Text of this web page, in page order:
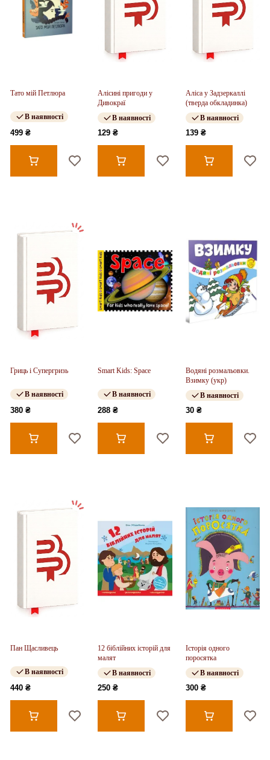
Тато мій Петлюра
В наявності
499 ₴
Алісині пригоди у
Дивокраї
В наявності
129 ₴
Аліса у Задзеркаллі
(тверда обкладинка)
В наявності
139 ₴
Гриць і Супергризь
В наявності
380 ₴
Smart Kids: Space
В наявності
288 ₴
Водяні розмальовки.
Взимку (укр)
В наявності
30 ₴
Пан Щасливець
В наявності
440 ₴
12 біблійних історій для
малят
В наявності
250 ₴
Історія одного
поросятка
В наявності
300 ₴